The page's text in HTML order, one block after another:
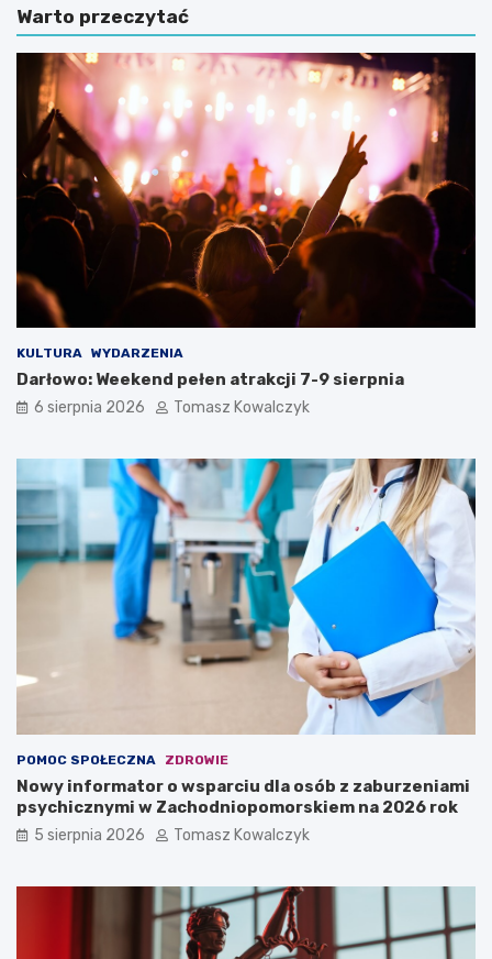
Warto przeczytać
KULTURA WYDARZENIA
Darłowo: Weekend pełen atrakcji 7-9 sierpnia
6 sierpnia 2026 Tomasz Kowalczyk
POMOC SPOŁECZNA ZDROWIE
Nowy informator o wsparciu dla osób z zaburzeniami
psychicznymi w Zachodniopomorskiem na 2026 rok
5 sierpnia 2026 Tomasz Kowalczyk